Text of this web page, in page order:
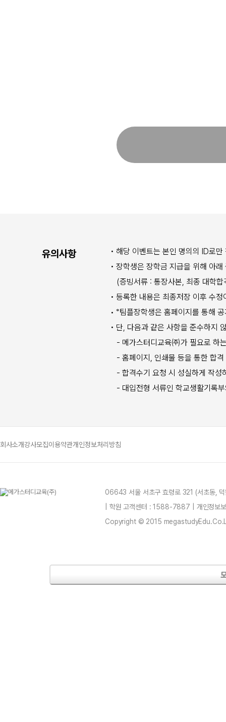
유의사항
• 해당 이벤트는 본인 명의의 ID로
• 장학생은 장학금 지급을 위해 아
(증빙서류 : 통장사본, 최종 대학
• 등록한 내용은 최종저장 이후 수
• *팀플장학생은 홈페이지를 통해
• 단, 다음과 같은 사항을 준수하지
- 메가스터디교육㈜가 필요로 하
- 홈페이지, 인쇄물 등을 통한 합
- 합격수기 요청 시 성실하게 작성
- 대입전형 서류인 학교생활기록
회사소개강사모집이용약관개인정보처리방침
06643 서울 서초구 효령로 321 (서초동,
| 학원 고객센터 : 1588-7887 | 개인정보
Copyright © 2015